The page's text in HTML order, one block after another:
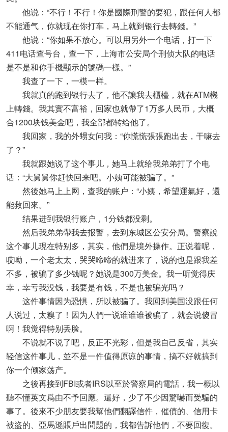
他说：“不行！不行！你是國際刑警的要犯，跟任何人都
不能通气，你就现在你打车，马上就到银行去轉錢。”
他说：“你如果不放心。可以用另外一个电话，打一下
411电话查号台，查一下，上海市公安局个刑侦大队的电话
是不是和你手機顯示的號碼一樣。”
我查了一下，一模一样。
我就真的跑到银行去了，他不讓我去櫃檯，就在ATM機
上轉錢。我其實不富裕，回家也就帶了1万多人民币，大概
合1200块钱美金吧，我全部都转给他了。
我回家，我的外甥女问我：“你慌慌張張跑出去，干嘛去
了？”
我就跟她说了这个事儿，她马上就给我弟弟打了个电
话：“大舅舅你赶快回来吧。小姨可能被骗了。”
然後她马上上网，查我的账户：“小姨，希望運氣好，還
能救回來。”
结果进到我银行账户，1分钱都没剩。
然后我弟弟帶我去报警，去到东城区公安分局。警察說
这个事儿現在特别多，其实，他們是境外操作。正说着呢，
哎呦，一个老太太，哭哭啼啼的就进来了，说的也是跟我差
不多，被骗了多少钱呢？她说是300万美金。我一听觉得庆
幸，幸亏我没钱，我要是有钱，不是也被骗光吗？
这件事情因为恐惧，所以被骗了。我回到美国没跟任何
人说过，太糗了！因为人們一说谁谁谁被骗了，就会说傻冒
啊！我觉得特别丢脸。
不说就不说了吧，反正不光彩，但是我自己反省，其实
轻信这件事儿，並不是一件值得原谅的事情，搞不好就搞到
你一个倾家荡产。
之後再接到FBI或者IRS以至於警察局的電話，我一概以
聽不懂英文爲由不予回應。還好，少了不少因驚嚇而受騙的
事了。後來不少朋友要我幫他們翻譯信件，催債的、信用卡
被盜的、亞馬遜賬戶出問題的，我都告訴他們，不要回復。